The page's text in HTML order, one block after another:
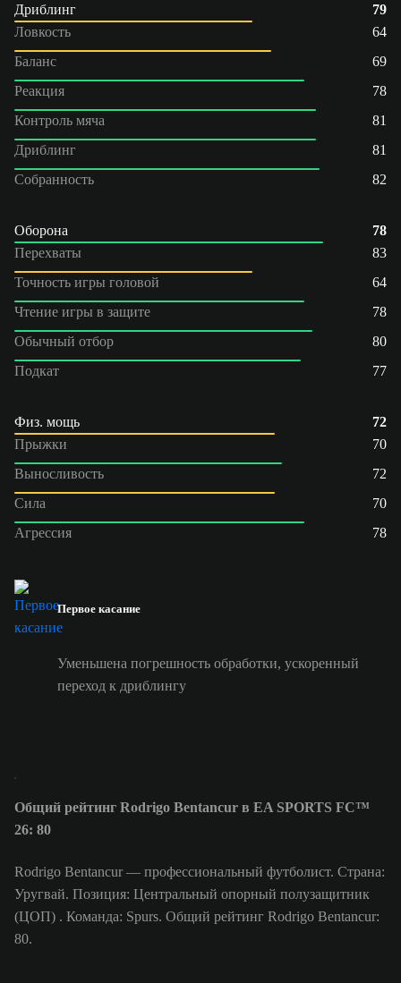
Дриблинг
79
Ловкость
64
Баланс
69
Реакция
78
Контроль мяча
81
Дриблинг
81
Собранность
82
Оборона
78
Перехваты
83
Точность игры головой
64
Чтение игры в защите
78
Обычный отбор
80
Подкат
77
Физ. мощь
72
Прыжки
70
Выносливость
72
Сила
70
Агрессия
78
Первое касание
Уменьшена погрешность обработки, ускоренный
переход к дриблингу
Общий рейтинг Rodrigo Bentancur в EA SPORTS FC™
26: 80
Rodrigo Bentancur — профессиональный футболист. Страна:
Уругвай. Позиция: Центральный опорный полузащитник
(ЦОП) . Команда: Spurs. Общий рейтинг Rodrigo Bentancur:
80.